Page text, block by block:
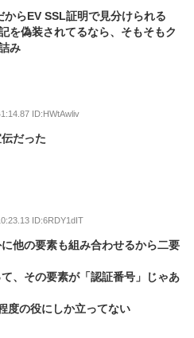
らEV SSL証明で見分けられる
を偽装されてるなら、そもそもク
み
ID:HWtAwliv
だった
ID:6RDY1dIT
他の要素も組み合わせるから二要
、その要素が「認証番号」じゃあ
度の役にしか立ってない